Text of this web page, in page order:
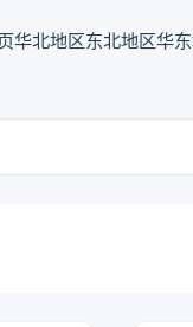
华北地区东北地区华